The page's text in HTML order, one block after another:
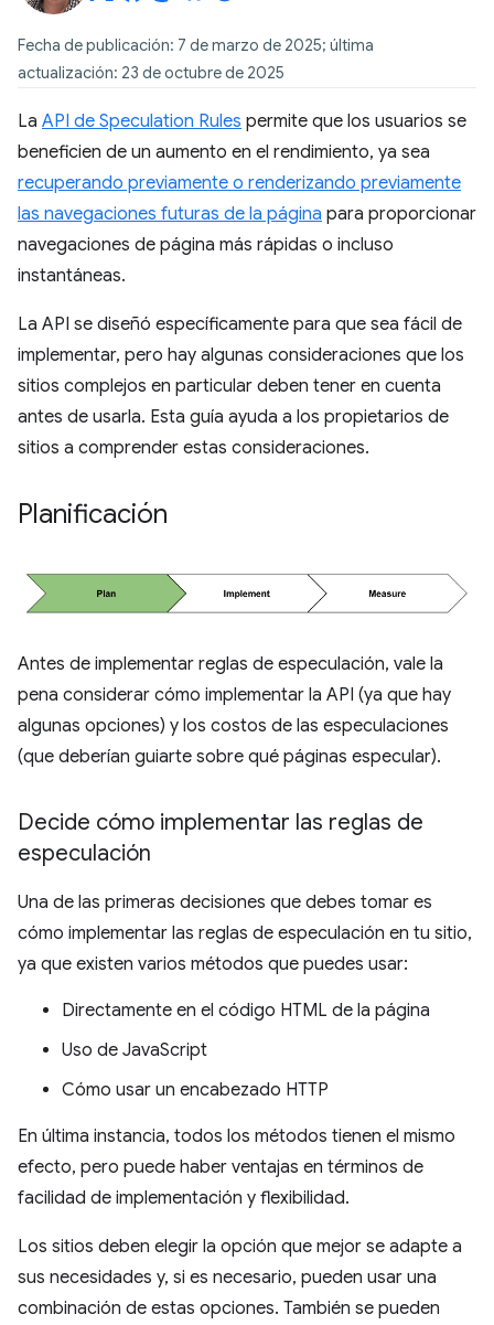
Fecha de publicación: 7 de marzo de 2025; última
actualización: 23 de octubre de 2025
La API de Speculation Rules permite que los usuarios se
beneficien de un aumento en el rendimiento, ya sea
recuperando previamente o renderizando previamente
las navegaciones futuras de la página para proporcionar
navegaciones de página más rápidas o incluso
instantáneas.
La API se diseñó específicamente para que sea fácil de
implementar, pero hay algunas consideraciones que los
sitios complejos en particular deben tener en cuenta
antes de usarla. Esta guía ayuda a los propietarios de
sitios a comprender estas consideraciones.
Planificación
Antes de implementar reglas de especulación, vale la
pena considerar cómo implementar la API (ya que hay
algunas opciones) y los costos de las especulaciones
(que deberían guiarte sobre qué páginas especular).
Decide cómo implementar las reglas de
especulación
Una de las primeras decisiones que debes tomar es
cómo implementar las reglas de especulación en tu sitio,
ya que existen varios métodos que puedes usar:
Directamente en el código HTML de la página
Uso de JavaScript
Cómo usar un encabezado HTTP
En última instancia, todos los métodos tienen el mismo
efecto, pero puede haber ventajas en términos de
facilidad de implementación y flexibilidad.
Los sitios deben elegir la opción que mejor se adapte a
sus necesidades y, si es necesario, pueden usar una
combinación de estas opciones. También se pueden